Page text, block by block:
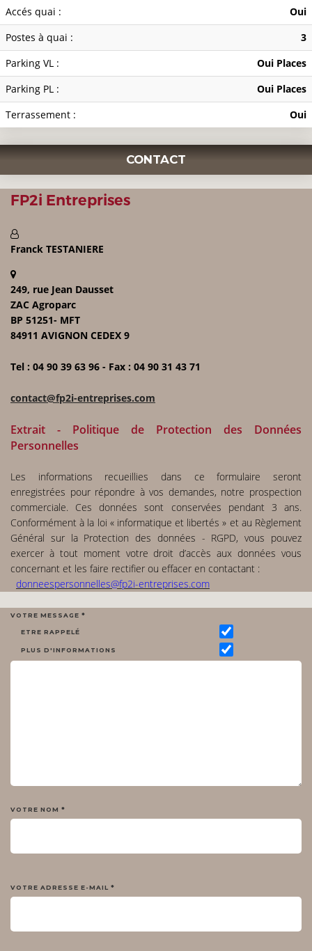
Accés quai :
Oui
Postes à quai :
3
Parking VL :
Oui Places
Parking PL :
Oui Places
Terrassement :
Oui
CONTACT
FP2i Entreprises
Franck TESTANIERE
249, rue Jean Dausset
ZAC Agroparc
BP 51251- MFT
84911 AVIGNON CEDEX 9
Tel : 04 90 39 63 96 - Fax : 04 90 31 43 71
contact@fp2i-entreprises.com
Extrait - Politique de Protection des Données
Personnelles
Les informations recueillies dans ce formulaire seront
enregistrées pour répondre à vos demandes, notre prospection
commerciale. Ces données sont conservées pendant 3 ans.
Conformément à la loi « informatique et libertés » et au Règlement
Général sur la Protection des données - RGPD, vous pouvez
exercer à tout moment votre droit d’accès aux données vous
concernant et les faire rectifier ou effacer en contactant :
donneespersonnelles@fp2i-entreprises.com
VOTRE MESSAGE *
ETRE RAPPELÉ
PLUS D'INFORMATIONS
VOTRE NOM *
VOTRE ADRESSE E-MAIL *